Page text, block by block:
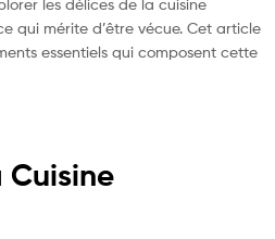
les délices de la cuisine
qui mérite d’être vécue. Cet article
essentiels qui composent cette
Cuisine